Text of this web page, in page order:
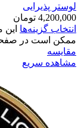
لوستر پذیرایی
4,200,000 تومان
انتخاب گزینه‌ها
ممکن است در
مقایسه
مشاهده سریع